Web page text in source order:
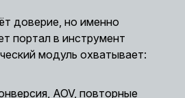
доверие, но именно
портал в инструмент
модуль охватывает:
AOV, повторные